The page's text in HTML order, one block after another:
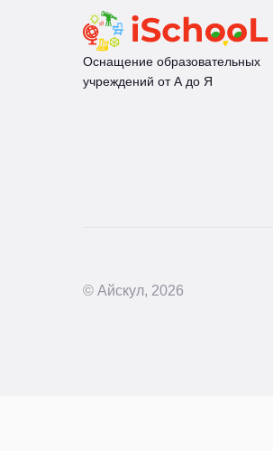
Оснащение образовательных
учреждений от А до Я
© Айскул, 2026